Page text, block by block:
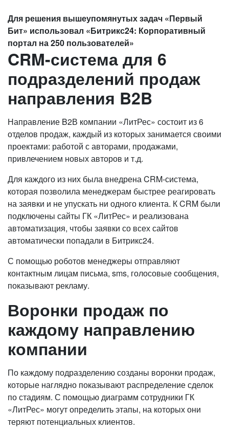
Для решения вышеупомянутых задач «Первый
Бит» использовал «Битрикс24: Корпоративный
портал на 250 пользователей»
CRM-система для 6
подразделений продаж
направления B2B
Направление B2В компании «ЛитРес» состоит из 6
отделов продаж, каждый из которых занимается своими
проектами: работой с авторами, продажами,
привлечением новых авторов и т.д.
Для каждого из них была внедрена CRM-система,
которая позволила менеджерам быстрее реагировать
на заявки и не упускать ни одного клиента. К CRM были
подключены сайты ГК «ЛитРес» и реализована
автоматизация, чтобы заявки со всех сайтов
автоматически попадали в Битрикс24.
С помощью роботов менеджеры отправляют
контактным лицам письма, sms, голосовые сообщения,
показывают рекламу.
Воронки продаж по
каждому направлению
компании
По каждому подразделению созданы воронки продаж,
которые наглядно показывают распределение сделок
по стадиям. С помощью диаграмм сотрудники ГК
«ЛитРес» могут определить этапы, на которых они
теряют потенциальных клиентов.